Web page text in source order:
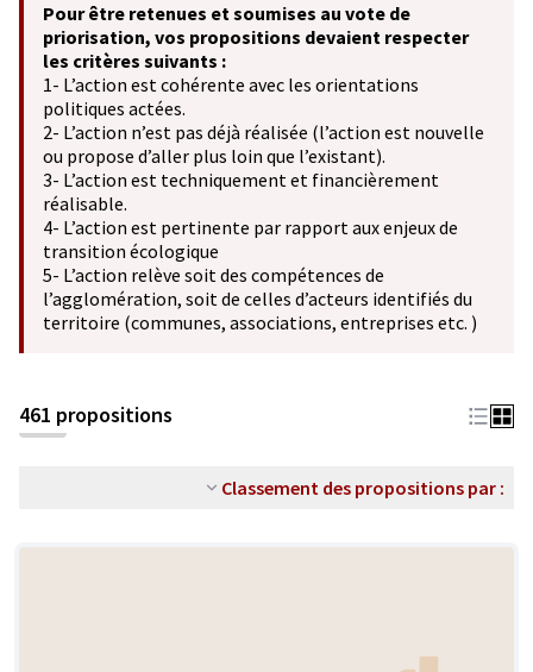
Pour être retenues et soumises au vote de
priorisation, vos propositions devaient respecter
les critères suivants :
1- L’action est cohérente avec les orientations
politiques actées.
2- L’action n’est pas déjà réalisée (l’action est nouvelle
ou propose d’aller plus loin que l’existant).
3- L’action est techniquement et financièrement
réalisable.
4- L’action est pertinente par rapport aux enjeux de
transition écologique
5- L’action relève soit des compétences de
l’agglomération, soit de celles d’acteurs identifiés du
territoire (communes, associations, entreprises etc. )
461 propositions
Classement des propositions par :